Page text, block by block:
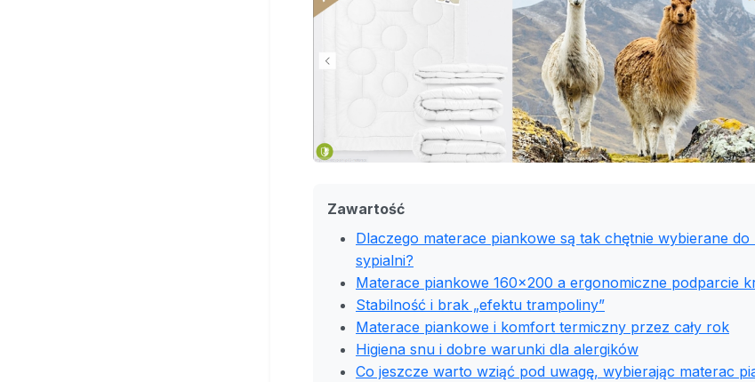
Zawartość
Dlaczego materace piankowe są tak chętnie wybierane
sypialni?
Materace piankowe 160x200 a ergonomiczne podparcie
Stabilność i brak „efektu trampoliny”
Materace piankowe i komfort termiczny przez cały rok
Higiena snu i dobre warunki dla alergików
Co jeszcze warto wziąć pod uwagę, wybierając materac